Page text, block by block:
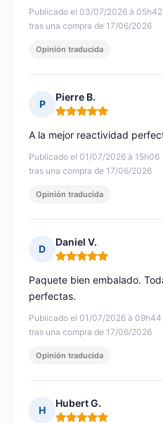
Publicado el 03/07/2026 à 05h42
tras una compra de 17/06/2026
Opinión traducida
P
Pierre B.
Nota: 5 de 5
Publicado el 01/07/2026 à 15h06
tras una compra de 17/06/2026
A la mejor reactividad
Opinión traducida
D
Daniel V.
Nota: 5 de 5
Publicado el 01/07/2026 à 09h44
tras una compra de 17/06/2026
Paquete bien embalado.
perfectas.
Opinión traducida
H
Hubert G.